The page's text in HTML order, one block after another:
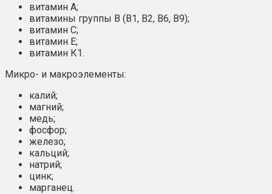
витамин А;
витамины группы В (В1, В2, В6, В9);
витамин С;
витамин Е;
витамин К1.
Микро- и макроэлементы:
калий;
магний;
медь;
фосфор;
железо;
кальций;
натрий;
цинк;
марганец.